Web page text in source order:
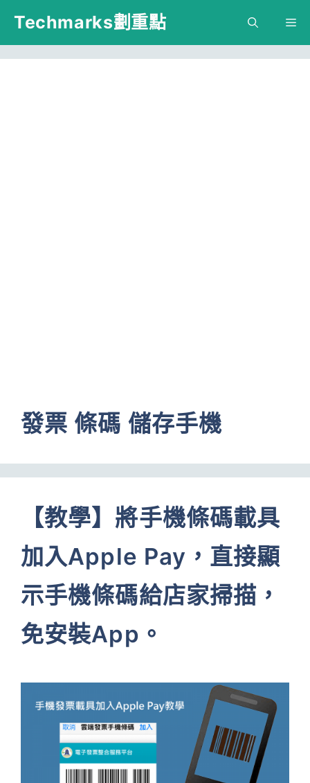
跳
主
Techmarks劃重點
發票 條碼 儲存手機
【教學】將手機條碼載具
加入Apple Pay，直接顯
示手機條碼給店家掃描，
免安裝App。